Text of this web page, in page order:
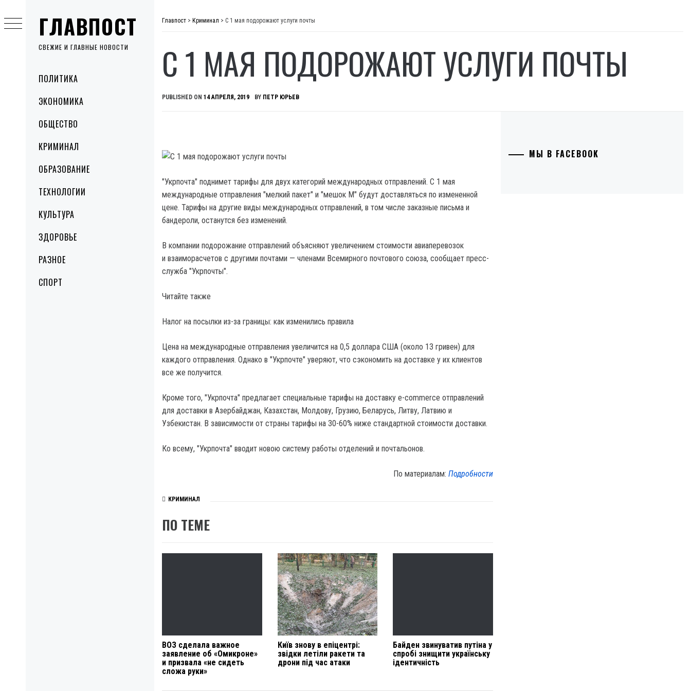
ГЛАВПОСТ
СВЕЖИЕ И ГЛАВНЫЕ НОВОСТИ
MenuПОЛИТИКА
ЭКОНОМИКА
ОБЩЕСТВО
КРИМИНАЛ
ОБРАЗОВАНИЕ
ТЕХНОЛОГИИ
КУЛЬТУРА
ЗДОРОВЬЕ
РАЗНОЕ
СПОРТ
to
content
Главпост > Криминал > С 1 мая подорожают услуги почты
С 1 МАЯ ПОДОРОЖАЮТ УСЛУГИ ПОЧТЫ
PUBLISHED ON 14 АПРЕЛЯ, 2019 BY ПЕТР ЮРЬЕВ
"Укрпочта" поднимет тарифы для двух категорий международных отправлений. С 1 мая
международные отправления "мелкий пакет" и "мешок М" будут доставляться по измененной
цене. Тарифы на другие виды международных отправлений, в том числе заказные письма и
бандероли, останутся без изменений.
В компании подорожание отправлений объясняют увеличением стоимости авиаперевозок
и взаиморасчетов с другими почтами — членами Всемирного почтового союза, сообщает пресс-
служба "Укрпочты".
Читайте также
Налог на посылки из-за границы: как изменились правила
Цена на международные отправления увеличится на 0,5 доллара США (около 13 гривен) для
каждого отправления. Однако в "Укрпочте" уверяют, что сэкономить на доставке у их клиентов
все же получится.
Кроме того, "Укрпочта" предлагает специальные тарифы на доставку e-commerce отправлений
для доставки в Азербайджан, Казахстан, Молдову, Грузию, Беларусь, Литву, Латвию и
Узбекистан. В зависимости от страны тарифы на 30-60% ниже стандартной стоимости доставки.
Ко всему, "Укрпочта" вводит новою систему работы отделений и почтальонов.
По материалам:Подробности
КРИМИНАЛ
ПО ТЕМЕ
ВОЗ сделала важное
заявление об «Омикроне»
и призвала «не сидеть
сложа руки»
Київ знову в епіцентрі:
звідки летіли ракети та
дрони під час атаки
Байден звинуватив путіна у
спробі знищити українську
ідентичність
МЫ В FACEBOOK